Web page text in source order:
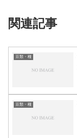
関連記事
豆類・種
豆類・種